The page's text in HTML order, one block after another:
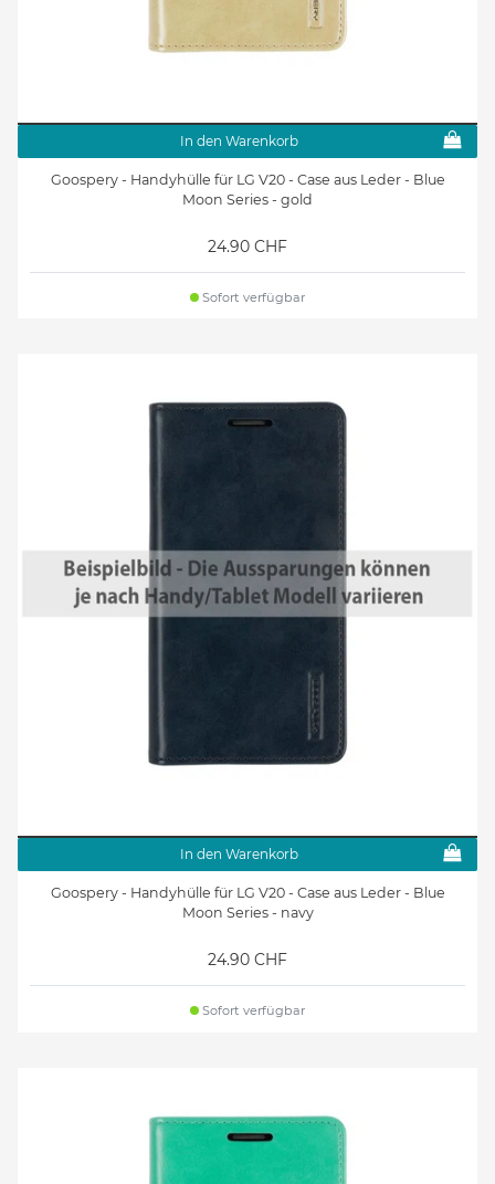
In den Warenkorb
Goospery - Handyhülle für LG V20 - Case aus Leder - Blue
Moon Series - gold
24.90 CHF
Sofort verfügbar
In den Warenkorb
Goospery - Handyhülle für LG V20 - Case aus Leder - Blue
Moon Series - navy
24.90 CHF
Sofort verfügbar